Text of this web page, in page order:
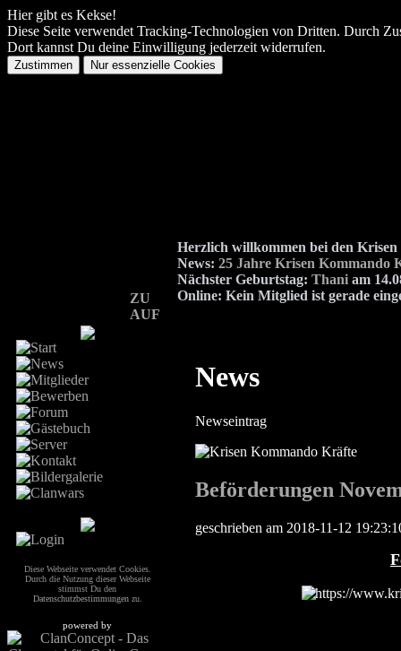
Hier gibt es Kekse!
Diese Seite verwendet Tracking-Technologien von Dritten. Durch
Dort kannst Du deine Einwilligung jederzeit widerrufen.
ZU
AUF
Herzlich willkommen bei den
News: 25 Jahre Krisen Kommando
Nächster Geburtstag: Thani am
Online: Kein Mitglied ist gerade
Diese Webseite verwendet Cookies.
Durch die Nutzung dieser Webseite
stimmst Du den
Datenschutzbestimmungen zu.
powered by
News
Newseintrag
Beförderungen
geschrieben am 2018-11-12